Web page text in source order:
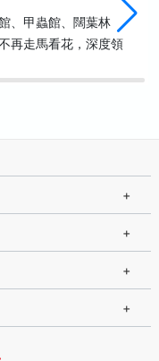
、甲蟲館、闊葉林
再走馬看花，深度領